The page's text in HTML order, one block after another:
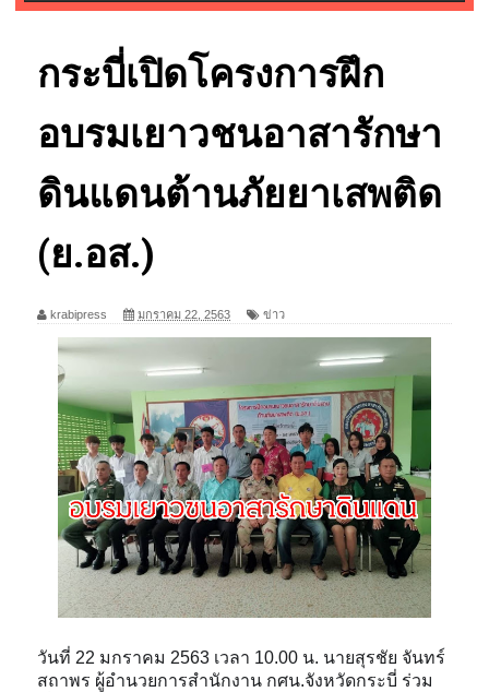
กระบี่เปิดโครงการฝึก
อบรมเยาวชนอาสารักษา
ดินแดนต้านภัยยาเสพติด
(ย.อส.)
krabipress มกราคม 22, 2563 ข่าว
วันที่ 22 มกราคม 2563 เวลา 10.00 น. นายสุรชัย จันทร์
สถาพร ผู้อำนวยการสำนักงาน กศน.จังหวัดกระบี่ ร่วม